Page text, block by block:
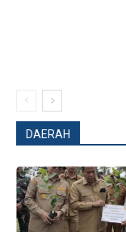
DAERAH